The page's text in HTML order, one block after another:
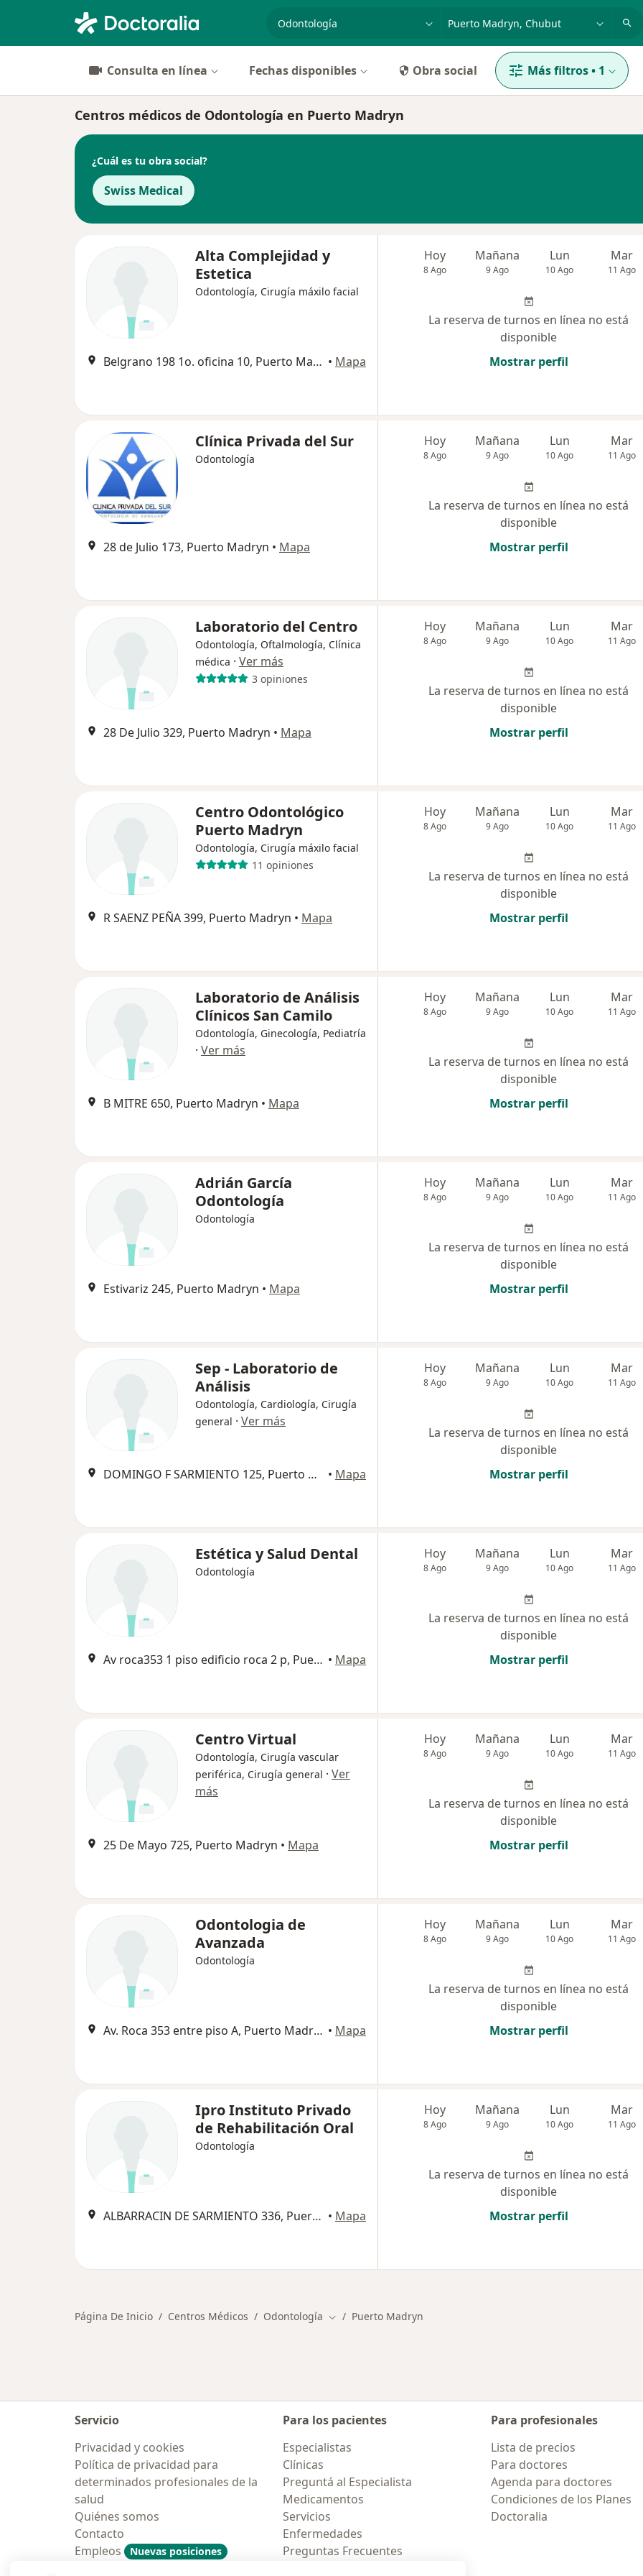
especialidad, enfermedad o nombre
Consulta en línea Fechas disponibles Obra social Más filtros• 1
Centros médicos de Odontología en Puerto Madryn
¿Cuál es tu obra social?
Swiss Medical
Alta Complejidad y
Estetica
Odontología, Cirugía máxilo facial
Belgrano 198 1o. oficina 10, Puerto Madryn • Mapa
Hoy
8 Ago
Mañana
9 Ago
Lun
10 Ago
Mar
11 Ago
La reserva de turnos en línea no está
disponible
Mostrar perfil
Clínica Privada del Sur
Odontología
28 de Julio 173, Puerto Madryn • Mapa
Hoy
8 Ago
Mañana
9 Ago
Lun
10 Ago
Mar
11 Ago
La reserva de turnos en línea no está
disponible
Mostrar perfil
Laboratorio del Centro
Odontología, Oftalmología, Clínica
médica · Ver más
3 opiniones
28 De Julio 329, Puerto Madryn • Mapa
Hoy
8 Ago
Mañana
9 Ago
Lun
10 Ago
Mar
11 Ago
La reserva de turnos en línea no está
disponible
Mostrar perfil
Centro Odontológico
Puerto Madryn
Odontología, Cirugía máxilo facial
11 opiniones
R SAENZ PEÑA 399, Puerto Madryn • Mapa
Hoy
8 Ago
Mañana
9 Ago
Lun
10 Ago
Mar
11 Ago
La reserva de turnos en línea no está
disponible
Mostrar perfil
Laboratorio de Análisis
Clínicos San Camilo
Odontología, Ginecología, Pediatría
· Ver más
B MITRE 650, Puerto Madryn • Mapa
Hoy
8 Ago
Mañana
9 Ago
Lun
10 Ago
Mar
11 Ago
La reserva de turnos en línea no está
disponible
Mostrar perfil
Adrián García
Odontología
Odontología
Estivariz 245, Puerto Madryn • Mapa
Hoy
8 Ago
Mañana
9 Ago
Lun
10 Ago
Mar
11 Ago
La reserva de turnos en línea no está
disponible
Mostrar perfil
Sep - Laboratorio de
Análisis
Odontología, Cardiología, Cirugía
general · Ver más
DOMINGO F SARMIENTO 125, Puerto Madryn • Mapa
Hoy
8 Ago
Mañana
9 Ago
Lun
10 Ago
Mar
11 Ago
La reserva de turnos en línea no está
disponible
Mostrar perfil
Estética y Salud Dental
Odontología
Av roca353 1 piso edificio roca 2 p, Puerto Madryn • Mapa
Hoy
8 Ago
Mañana
9 Ago
Lun
10 Ago
Mar
11 Ago
La reserva de turnos en línea no está
disponible
Mostrar perfil
Centro Virtual
Odontología, Cirugía vascular
periférica, Cirugía general · Ver
más
25 De Mayo 725, Puerto Madryn • Mapa
Hoy
8 Ago
Mañana
9 Ago
Lun
10 Ago
Mar
11 Ago
La reserva de turnos en línea no está
disponible
Mostrar perfil
Odontologia de
Avanzada
Odontología
Av. Roca 353 entre piso A, Puerto Madryn • Mapa
Hoy
8 Ago
Mañana
9 Ago
Lun
10 Ago
Mar
11 Ago
La reserva de turnos en línea no está
disponible
Mostrar perfil
Ipro Instituto Privado
de Rehabilitación Oral
Odontología
ALBARRACIN DE SARMIENTO 336, Puerto Madryn • Mapa
Hoy
8 Ago
Mañana
9 Ago
Lun
10 Ago
Mar
11 Ago
La reserva de turnos en línea no está
disponible
Mostrar perfil
Página De Inicio Centros Médicos Odontología Cambiar de ciudad
Puerto Madryn
Servicio
Privacidad y cookies
Política de privacidad para
determinados profesionales de la
salud
Quiénes somos
Contacto
Empleos
Nuevas posiciones
Para los pacientes
Especialistas
Clínicas
Preguntá al Especialista
Medicamentos
Servicios
Enfermedades
Preguntas Frecuentes
Para profesionales
Lista de precios
Para doctores
Agenda para doctores
Condiciones de los Planes
Doctoralia